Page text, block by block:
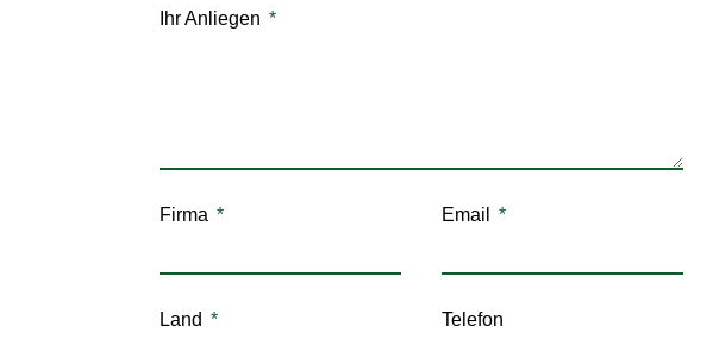
Ihr Anliegen
Firma Email
Land Telefon